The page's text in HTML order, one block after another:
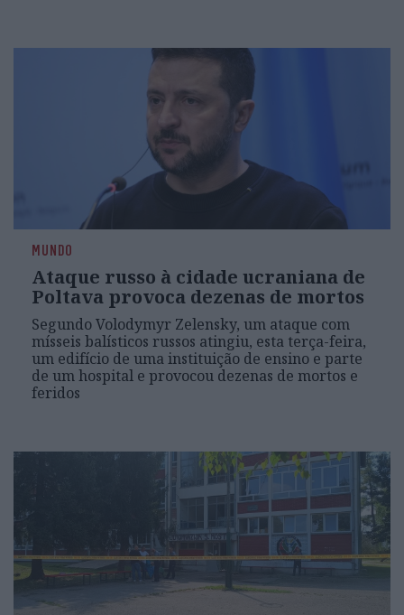
MUNDO
Ataque russo à cidade ucraniana de
Poltava provoca dezenas de mortos
Segundo Volodymyr Zelensky, um ataque com
mísseis balísticos russos atingiu, esta terça-feira,
um edifício de uma instituição de ensino e parte
de um hospital e provocou dezenas de mortos e
feridos